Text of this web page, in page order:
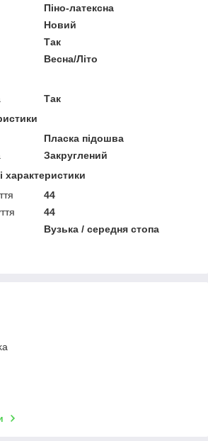
Піно-латексна
Новий
Так
Весна/Літо
Так
Пласка підошва
Закруглений
характеристики
44
44
Вузька / середня стопа